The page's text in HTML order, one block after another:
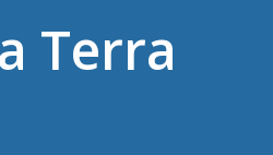
Terra